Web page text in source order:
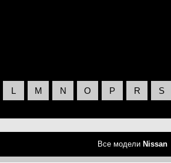
L M N O P R S
Все модели Nissan